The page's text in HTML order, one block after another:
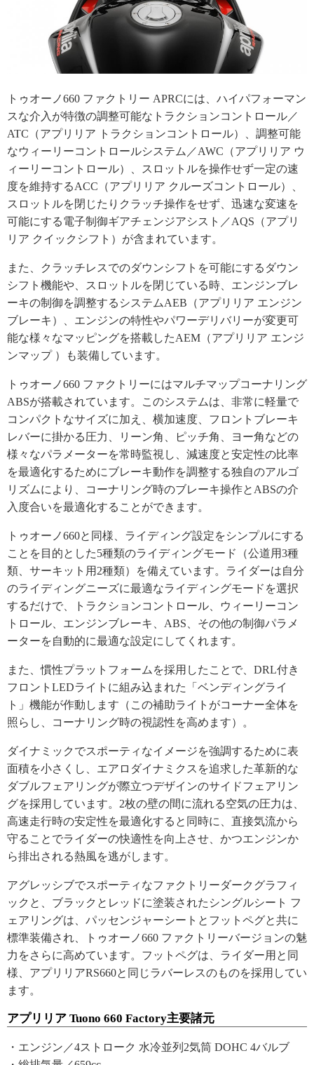
トゥオーノ660 ファクトリー APRCには、ハイパフォーマン
スな介入が特徴の調整可能なトラクションコントロール／
ATC（アプリリア トラクションコントロール）、調整可能
なウィーリーコントロールシステム／AWC（アプリリア ウ
ィーリーコントロール）、スロットルを操作せず一定の速
度を維持するACC（アプリリア クルーズコントロール）、
スロットルを閉じたりクラッチ操作をせず、迅速な変速を
可能にする電子制御ギアチェンジアシスト／AQS（アプリ
リア クイックシフト）が含まれています。
また、クラッチレスでのダウンシフトを可能にするダウン
シフト機能や、スロットルを閉じている時、エンジンブレ
ーキの制御を調整するシステムAEB（アプリリア エンジン
ブレーキ）、エンジンの特性やパワーデリバリーが変更可
能な様々なマッピングを搭載したAEM（アプリリア エンジ
ンマップ ）も装備しています。
トゥオーノ660 ファクトリーにはマルチマップコーナリング
ABSが搭載されています。このシステムは、非常に軽量で
コンパクトなサイズに加え、横加速度、フロントブレーキ
レバーに掛かる圧力、リーン角、ピッチ角、ヨー角などの
様々なパラメーターを常時監視し、減速度と安定性の比率
を最適化するためにブレーキ動作を調整する独自のアルゴ
リズムにより、コーナリング時のブレーキ操作とABSの介
入度合いを最適化することができます。
トゥオーノ660と同様、ライディング設定をシンプルにする
ことを目的とした5種類のライディングモード（公道用3種
類、サーキット用2種類）を備えています。ライダーは自分
のライディングニーズに最適なライディングモードを選択
するだけで、トラクションコントロール、ウィーリーコン
トロール、エンジンブレーキ、ABS、その他の制御パラメ
ーターを自動的に最適な設定にしてくれます。
また、慣性プラットフォームを採用したことで、DRL付き
フロントLEDライトに組み込まれた「ベンディングライ
ト」機能が作動します（この補助ライトがコーナー全体を
照らし、コーナリング時の視認性を高めます）。
ダイナミックでスポーティなイメージを強調するために表
面積を小さくし、エアロダイナミクスを追求した革新的な
ダブルフェアリングが際立つデザインのサイドフェアリン
グを採用しています。2枚の壁の間に流れる空気の圧力は、
高速走行時の安定性を最適化すると同時に、直接気流から
守ることでライダーの快適性を向上させ、かつエンジンか
ら排出される熱風を逃がします。
アグレッシブでスポーティなファクトリーダークグラフィ
ックと、ブラックとレッドに塗装されたシングルシート フ
ェアリングは、パッセンジャーシートとフットペグと共に
標準装備され、トゥオーノ660 ファクトリーバージョンの魅
力をさらに高めています。フットペグは、ライダー用と同
様、アプリリアRS660と同じラバーレスのものを採用してい
ます。
アプリリア Tuono 660 Factory主要諸元
・エンジン／4ストローク 水冷並列2気筒 DOHC 4バルブ